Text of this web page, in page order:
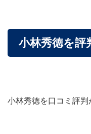
小林秀徳を評
小林秀徳を口コミ評判